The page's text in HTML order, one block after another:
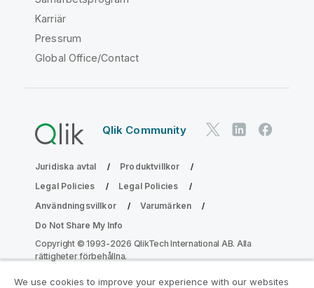
Karriär
Pressrum
Global Office/Contact
Qlik Community
Juridiska avtal
Produktvillkor
Legal Policies
Legal Policies
Användningsvillkor
Varumärken
Do Not Share My Info
Copyright © 1993-2026 QlikTech International AB. Alla
rättigheter förbehållna.
We use cookies to improve your experience with our websites